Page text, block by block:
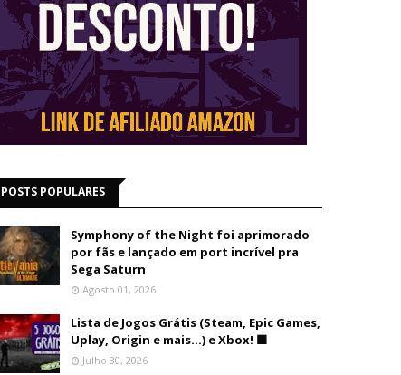
POSTS POPULARES
Symphony of the Night foi aprimorado
por fãs e lançado em port incrível pra
Sega Saturn
Agosto 01, 2026
Lista de Jogos Grátis (Steam, Epic Games,
Uplay, Origin e mais...) e Xbox! 🟩
Julho 30, 2026